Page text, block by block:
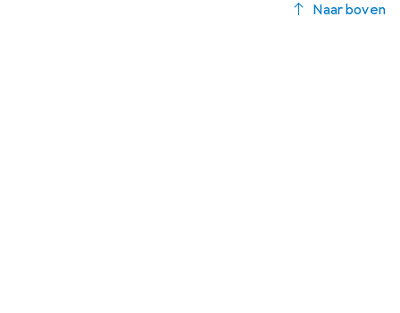
Naar boven